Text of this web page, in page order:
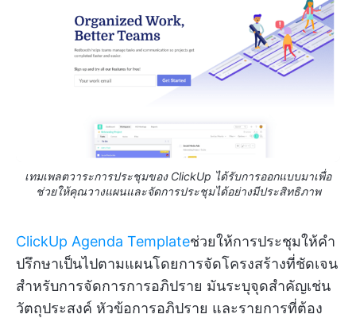
เทมเพลตวาระการประชุมของ ClickUp ได้รับการออกแบบมาเพื่อ
ช่วยให้คุณวางแผนและจัดการประชุมได้อย่างมีประสิทธิภาพ
ClickUp Agenda Templateช่วยให้การประชุมให้คำ
ปรึกษาเป็นไปตามแผนโดยการจัดโครงสร้างที่ชัดเจน
สำหรับการจัดการการอภิปราย มันระบุจุดสำคัญเช่น
วัตถุประสงค์ หัวข้อการอภิปราย และรายการที่ต้อง